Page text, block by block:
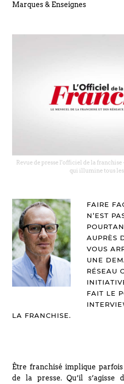
Marques & Enseignes
Revue de presse l'officiel de la franchise
qui illumine tous
FAIRE
N’EST
AUPRÈS
VOUS
UNE
RÉSEAU
FAIT LE
LA FRANCHISE.
Être franchisé implique
de la presse. Qu’il s’agisse